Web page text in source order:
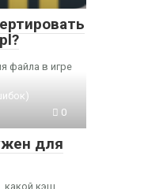
файла в игре
0
для
какой кэш